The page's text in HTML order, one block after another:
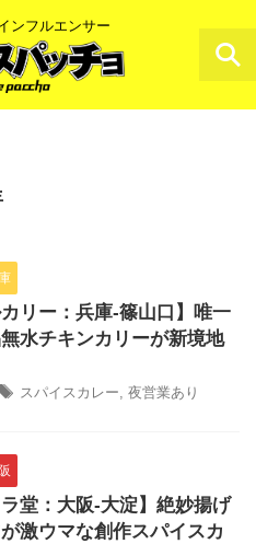
ンフルエンサー
カリー：兵庫-篠山口】唯一
水チキンカリーが新境地
スパイスカレー, 夜営業あり
ラ堂：大阪-大淀】絶妙揚げ
激ウマな創作スパイスカ